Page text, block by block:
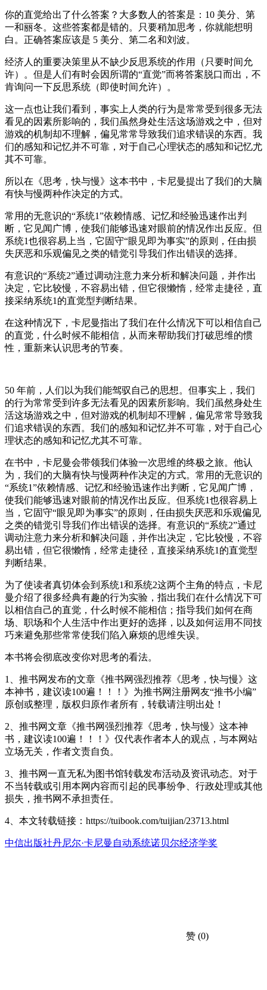
你的直觉给出了什么答案？大多数人的答案是：10 美分、第
一和丽冬。这些答案都是错的。只要稍加思考，你就能想明
白。正确答案应该是 5 美分、第二名和刘波。
经济人的重要决策里从不缺少反思系统的作用（只要时间允
许）。但是人们有时会因所谓的“直觉”而将答案脱口而出，不
肯询问一下反思系统（即使时间允许）。
这一点也让我们看到，事实上人类的行为是常常受到很多无法
看见的因素所影响的，我们虽然身处生活这场游戏之中，但对
游戏的机制却不理解，偏见常常导致我们追求错误的东西。我
们的感知和记忆并不可靠，对于自己心理状态的感知和记忆尤
其不可靠。
所以在《思考，快与慢》这本书中，卡尼曼提出了我们的大脑
有快与慢两种作决定的方式。
常用的无意识的“系统1”依赖情感、记忆和经验迅速作出判
断，它见闻广博，使我们能够迅速对眼前的情况作出反应。但
系统1也很容易上当，它固守“眼见即为事实”的原则，任由损
失厌恶和乐观偏见之类的错觉引导我们作出错误的选择。
有意识的“系统2”通过调动注意力来分析和解决问题，并作出
决定，它比较慢，不容易出错，但它很懒惰，经常走捷径，直
接采纳系统1的直觉型判断结果。
在这种情况下，卡尼曼指出了我们在什么情况下可以相信自己
的直觉，什么时候不能相信，从而来帮助我们打破思维的惯
性，重新来认识思考的节奏。
50 年前，人们以为我们能驾驭自己的思想。但事实上，我们
的行为常常受到许多无法看见的因素所影响。我们虽然身处生
活这场游戏之中，但对游戏的机制却不理解，偏见常常导致我
们追求错误的东西。我们的感知和记忆并不可靠，对于自己心
理状态的感知和记忆尤其不可靠。
在书中，卡尼曼会带领我们体验一次思维的终极之旅。他认
为，我们的大脑有快与慢两种作决定的方式。常用的无意识的
“系统1”依赖情感、记忆和经验迅速作出判断，它见闻广博，
使我们能够迅速对眼前的情况作出反应。但系统1也很容易上
当，它固守“眼见即为事实”的原则，任由损失厌恶和乐观偏见
之类的错觉引导我们作出错误的选择。有意识的“系统2”通过
调动注意力来分析和解决问题，并作出决定，它比较慢，不容
易出错，但它很懒惰，经常走捷径，直接采纳系统1的直觉型
判断结果。
为了使读者真切体会到系统1和系统2这两个主角的特点，卡尼
曼介绍了很多经典有趣的行为实验，指出我们在什么情况下可
以相信自己的直觉，什么时候不能相信；指导我们如何在商
场、职场和个人生活中作出更好的选择，以及如何运用不同技
巧来避免那些常常使我们陷入麻烦的思维失误。
本书将会彻底改变你对思考的看法。
1、推书网发布的文章《推书网强烈推荐《思考，快与慢》这
本神书，建议读100遍！！！》为推书网注册网友“推书小编”
原创或整理，版权归原作者所有，转载请注明出处！
2、推书网文章《推书网强烈推荐《思考，快与慢》这本神
书，建议读100遍！！！》仅代表作者本人的观点，与本网站
立场无关，作者文责自负。
3、推书网一直无私为图书馆转载发布活动及资讯动态。对于
不当转载或引用本网内容而引起的民事纷争、行政处理或其他
损失，推书网不承担责任。
4、本文转载链接：https://tuibook.com/tuijian/23713.html
中信出版社丹尼尔·卡尼曼 自动系统诺贝尔经济学奖
赞 (0)